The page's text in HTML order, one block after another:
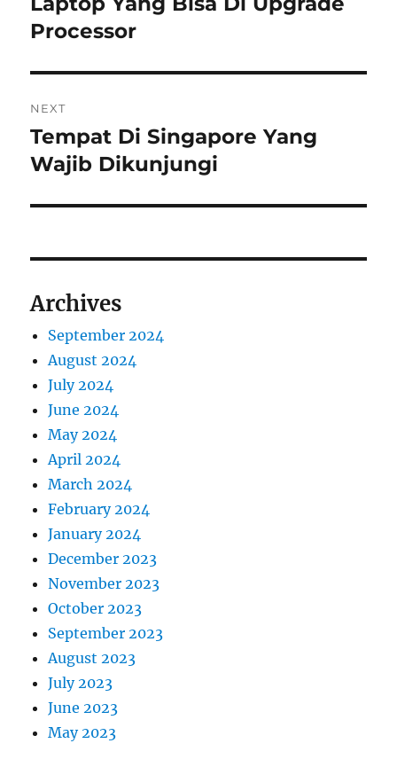
post:
Processor
NEXT
Next
post:
Tempat Di Singapore Yang
Wajib Dikunjungi
Archives
September 2024
August 2024
July 2024
June 2024
May 2024
April 2024
March 2024
February 2024
January 2024
December 2023
November 2023
October 2023
September 2023
August 2023
July 2023
June 2023
May 2023